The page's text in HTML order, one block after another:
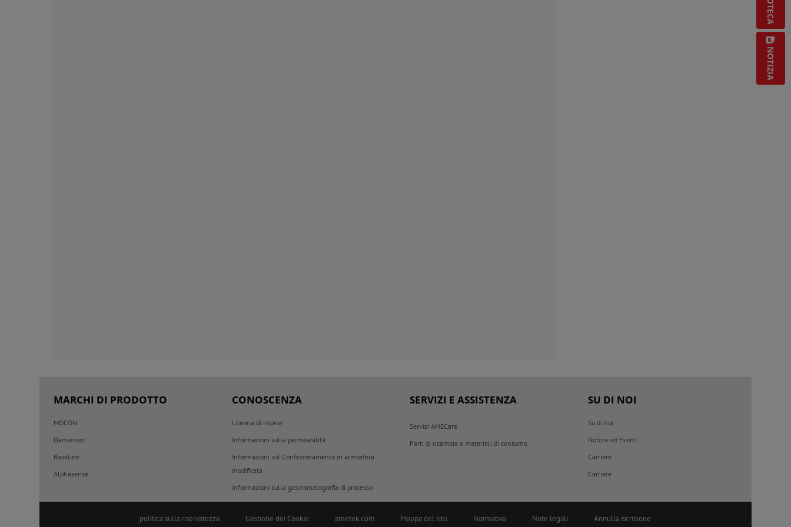
NOTIZIA
MARCHI DI PRODOTTO
MOCON
Dansensor
Baseline
Alphasense
CONOSCENZA
Libreria di risorse
Informazioni sulla permeabilità
Informazioni sul Confezionamento in atmosfera
modificata
Informazioni sulla gascromatografia di processo
SERVIZI E ASSISTENZA
Servizi AMECare
Parti di ricambio e materiali di consumo
SU DI NOI
Su di noi
Notizie ed Eventi
Carriere
Carriere
politica sulla riservatezza Gestione dei Cookie ametek.com Mappa del sito Normativa Note legali Annulla iscrizione